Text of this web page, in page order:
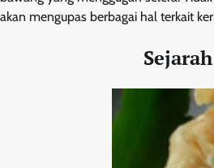
akan mengupas berbagai hal terkait